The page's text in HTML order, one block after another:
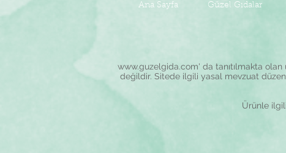
Ana Sayfa Güzel Gıdalar
www.guzelgida.com' da tanıtılmakta
değildir. Sitede ilgili yasal mevzuat
Ürünle